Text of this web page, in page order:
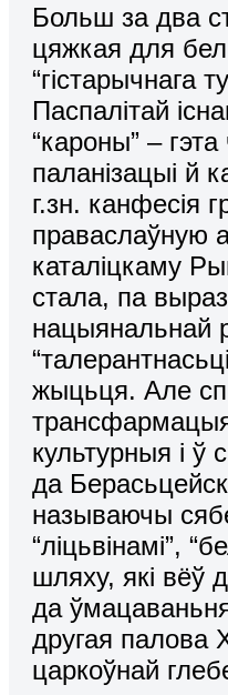
Больш за два
цяжкая для
“гістарычнага
Паспалітай
“кароны” –
паланізацыі й
г.зн. канфесія
праваслаўную
каталіцкаму
стала, па
нацыянальнай
жыцьця. Але
культурныя і ў
да
называючы
“ліцьвінамі”,
шляху, які вёў
да
другая палова
царкоўнай